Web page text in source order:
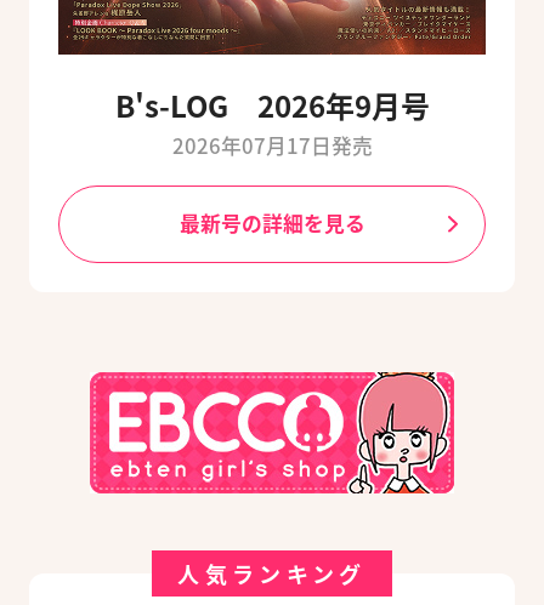
B's-LOG 2026年9月号
2026年07月17日発売
最新号の詳細を見る
人気ランキング